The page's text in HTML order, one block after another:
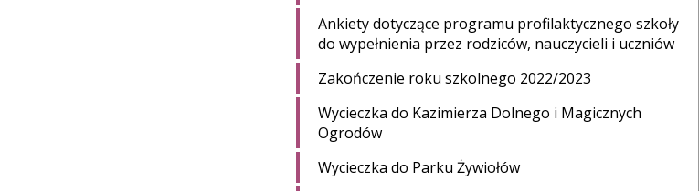
Ankiety dotyczące programu profilaktycznego szkoły
do wypełnienia przez rodziców, nauczycieli i uczniów
Zakończenie roku szkolnego 2022/2023
Wycieczka do Kazimierza Dolnego i Magicznych
Ogrodów
Wycieczka do Parku Żywiołów